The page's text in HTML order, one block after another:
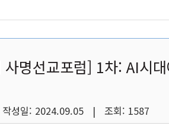
명선교포럼] 1차: AI시
성일: 2024.09.05 | 조회: 1587